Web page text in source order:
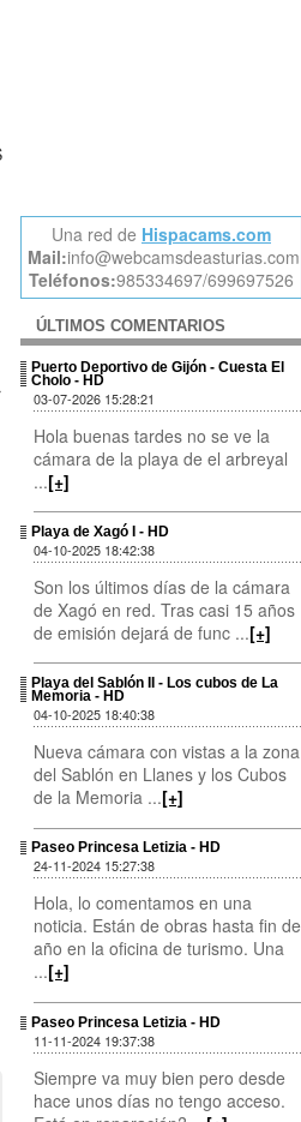
Una red de Hispacams.com
Mail:info@webcamsdeasturias.com
Teléfonos:985334697/699697526
ÚLTIMOS COMENTARIOS
Puerto Deportivo de Gijón - Cuesta El
Cholo - HD
03-07-2026 15:28:21
Hola buenas tardes no se ve la
cámara de la playa de el arbreyal
...[+]
Playa de Xagó I - HD
04-10-2025 18:42:38
Son los últimos días de la cámara
de Xagó en red. Tras casi 15 años
de emisión dejará de func ...[+]
Playa del Sablón II - Los cubos de La
Memoria - HD
04-10-2025 18:40:38
Nueva cámara con vistas a la zona
del Sablón en Llanes y los Cubos
de la Memoria ...[+]
Paseo Princesa Letizia - HD
24-11-2024 15:27:38
Hola, lo comentamos en una
noticia. Están de obras hasta fin de
año en la oficina de turismo. Una
...[+]
Paseo Princesa Letizia - HD
11-11-2024 19:37:38
Siempre va muy bien pero desde
hace unos días no tengo acceso.